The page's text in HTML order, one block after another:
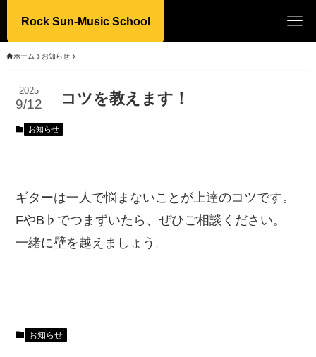
Rock Sun-Music School
ホーム お知らせ
コツを教えます！
2025
9/12
お知らせ
ギターは一人で悩まないことが上達のコツです。
FやB♭でつまずいたら、ぜひご相談ください。
一緒に壁を越えましょう。
お知らせ